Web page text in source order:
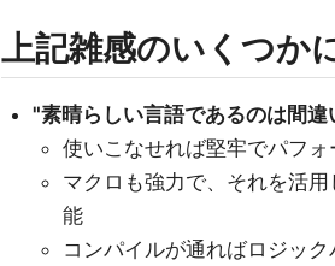
上記雑感のいくつか
"素晴らしい言語であるのは間違
使いこなせれば堅牢でパフ
マクロも強力で、それを活
能
コンパイルが通ればロジッ